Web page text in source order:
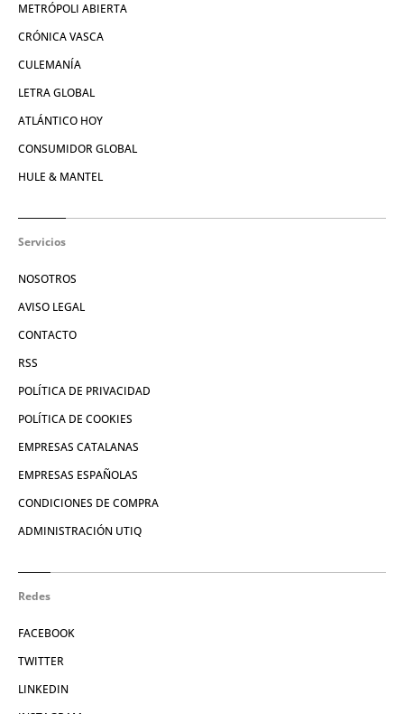
METRÓPOLI ABIERTA
CRÓNICA VASCA
CULEMANÍA
LETRA GLOBAL
ATLÁNTICO HOY
CONSUMIDOR GLOBAL
HULE & MANTEL
Servicios
NOSOTROS
AVISO LEGAL
CONTACTO
RSS
POLÍTICA DE PRIVACIDAD
POLÍTICA DE COOKIES
EMPRESAS CATALANAS
EMPRESAS ESPAÑOLAS
CONDICIONES DE COMPRA
ADMINISTRACIÓN UTIQ
Redes
FACEBOOK
TWITTER
LINKEDIN